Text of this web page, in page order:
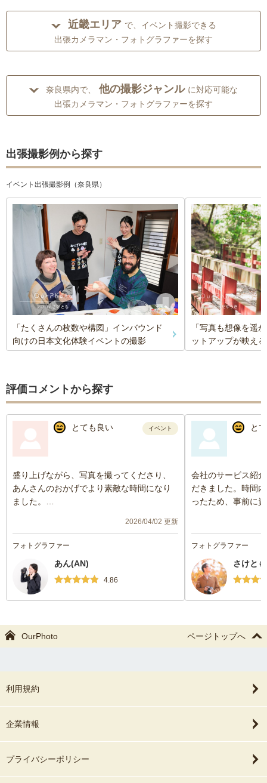
近畿エリア で、イベント撮影できる
出張カメラマン・フォトグラファーを探す
奈良県内で、 他の撮影ジャンル に対応可能な
出張カメラマン・フォトグラファーを探す
出張撮影例から探す
イベント出張撮影例（奈良県）
「たくさんの枚数や構図」インバウンド
向けの日本文化体験イベントの撮影
「写真も想像を遥
ットアップが映え
評価コメントから探す
とても良い イベント
盛り上げながら、写真を撮ってくださり、
あんさんのおかげでより素敵な時間になり
ました。
の表情がよく分かる仕上がりになっていま
した。
2026/04/02 更新
フォトグラファー
あん(AN)
4.86
と
会社のサービス紹
だきました。時間
ったため、事前に
やすく、優しい方
真は物撮りから人
ろと撮っていただ
速く驚きました。
フォトグラファー
さけとも
OurPhoto ページトップへ
利用規約
企業情報
プライバシーポリシー